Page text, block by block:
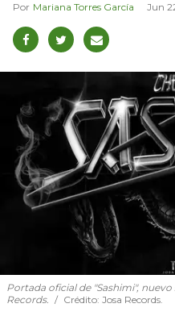
Mariana Torres García Jun
Portada oficial de "Sashimi",
Records.
Crédito: Josa Records.